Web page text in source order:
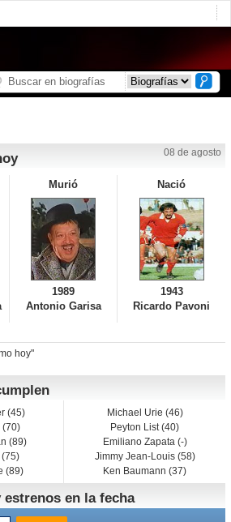
08 de agosto
Murió
1989
Antonio Garisa
Nació
1943
Ricardo Pavoni
hoy"
(45)
(70)
(89)
(75)
(89)
Michael Urie (46)
Peyton List (40)
Emiliano Zapata (-)
Jimmy Jean-Louis (58)
Ken Baumann (37)
en la fecha